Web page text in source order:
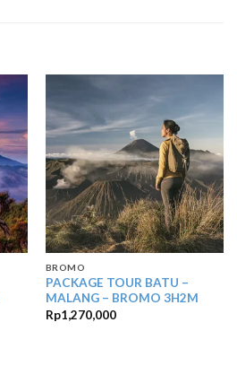
BROMO
PACKAGE TOUR BATU –
MALANG – BROMO 3H2M
Rp1,270,000